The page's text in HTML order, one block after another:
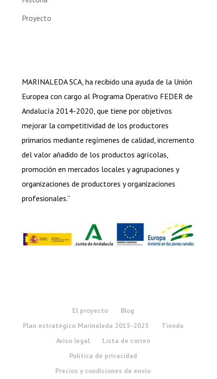
Proyecto
MARINALEDA SCA, ha recibido una ayuda de la Unión
Europea con cargo al Programa Operativo FEDER de
Andalucía 2014-2020, que tiene por objetivos
mejorar la competitividad de los productores
primarios mediante regímenes de calidad, incremento
del valor añadido de los productos agrícolas,
promoción en mercados locales y agrupaciones y
organizaciones de productores y organizaciones
profesionales.”
El proyecto
Blog
Plan estratégico Marinaleda 2015-2025
Tienda
Aviso legal
Lista de correo
Política de privacidad
Precios y condiciones de envío